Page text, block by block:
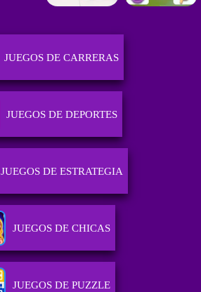
JUEGOS DE CARRERAS
JUEGOS DE DEPORTES
JUEGOS DE ESTRATEGIA
JUEGOS DE CHICAS
JUEGOS DE PUZZLE